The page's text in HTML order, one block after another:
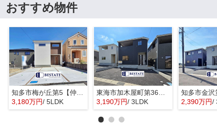
おすすめ物件
知多市梅が丘第5【仲介手数料0円】
3,180万円/ 5LDK
東海市加木屋町第36の3号棟【仲介手数料0円】
3,190万円/ 3LDK 2,390万円/